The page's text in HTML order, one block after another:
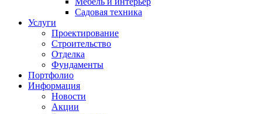
Садовая техника
Услуги
Проектирование
Строительство
Отделка
Фундаменты
Портфолио
Информация
Новости
Акции